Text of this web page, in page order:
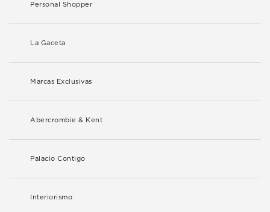
Personal Shopper
La Gaceta
Marcas Exclusivas
Abercrombie & Kent
Palacio Contigo
Interiorismo